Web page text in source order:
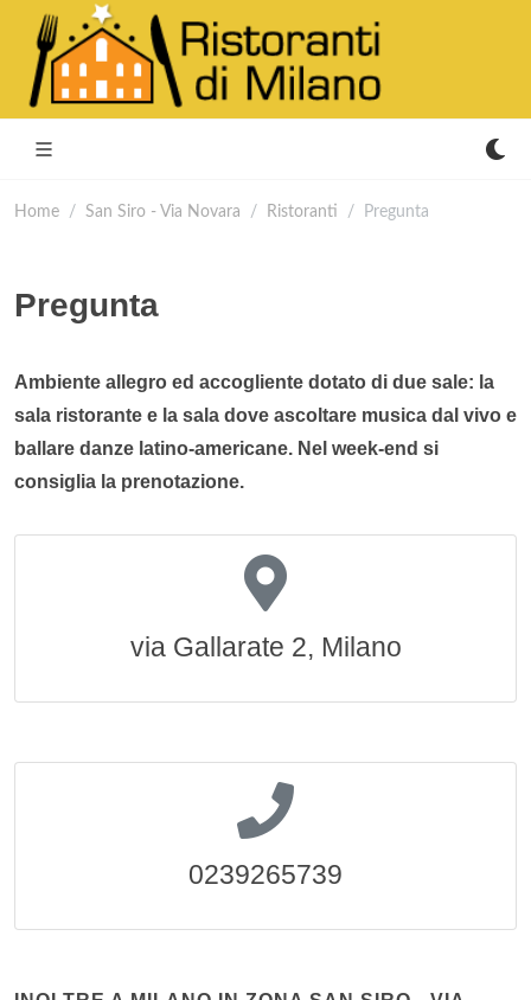
Home San Siro - Via Novara Ristoranti Pregunta
Pregunta
Ambiente allegro ed accogliente dotato di due sale: la
sala ristorante e la sala dove ascoltare musica dal vivo e
ballare danze latino-americane. Nel week-end si
consiglia la prenotazione.
via Gallarate 2, Milano
0239265739